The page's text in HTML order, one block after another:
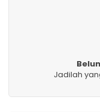
Jadilah